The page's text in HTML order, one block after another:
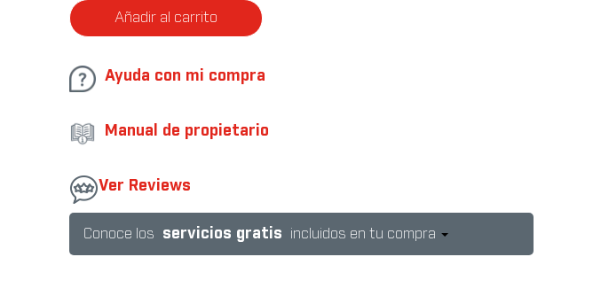
consola
XIR
Añadir al carrito
Ayuda con mi compra
Manual de propietario
Ver Reviews
Conoce los servicios gratis incluidos en tu compra